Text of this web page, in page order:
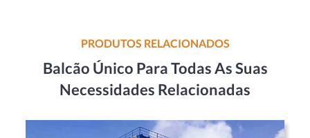
PRODUTOS RELACIONADOS
Balcão Único Para Todas As Suas
Necessidades Relacionadas